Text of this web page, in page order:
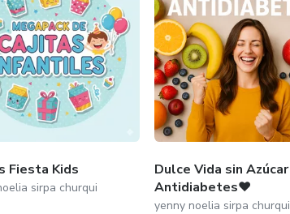
Fiesta Kids
sirpa churqui
Dulce Vida sin Azúcar
Antidiabetes❤️
yenny noelia sirpa churqui